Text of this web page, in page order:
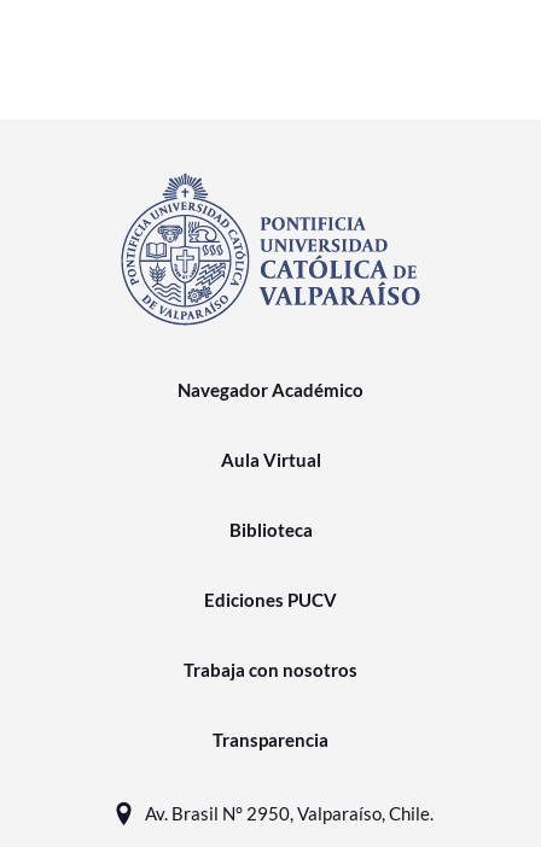
Navegador Académico
Aula Virtual
Biblioteca
Ediciones PUCV
Trabaja con nosotros
Transparencia
Av. Brasil N° 2950, Valparaíso, Chile.